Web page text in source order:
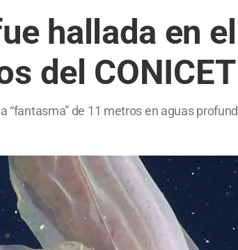
hallada en
del CONICET
de 11 metros en aguas